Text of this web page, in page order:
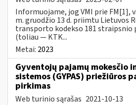
Informuojame, jog VMI prie FM[1],
m. gruodžio 13 d. priimtu Lietuvos
transporto kodekso 181
(toliau — KTK...
Metai: 2023
Gyventojų pajamų mokesčio
sistemos (GYPAS) priežiūros
pirkimas
Web turinio sąrašas 2021-10-13